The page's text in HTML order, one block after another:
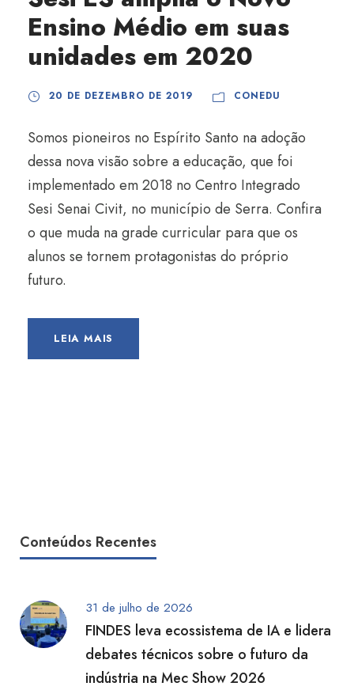
Ensino Médio em suas
unidades em 2020
20 DE DEZEMBRO DE 2019 CONEDU
Somos pioneiros no Espírito Santo na adoção
dessa nova visão sobre a educação, que foi
implementado em 2018 no Centro Integrado
Sesi Senai Civit, no município de Serra. Confira
o que muda na grade curricular para que os
alunos se tornem protagonistas do próprio
futuro.
LEIA MAIS
Conteúdos Recentes
31 de julho de 2026
FINDES leva ecossistema de IA e lidera
debates técnicos sobre o futuro da
indústria na Mec Show 2026